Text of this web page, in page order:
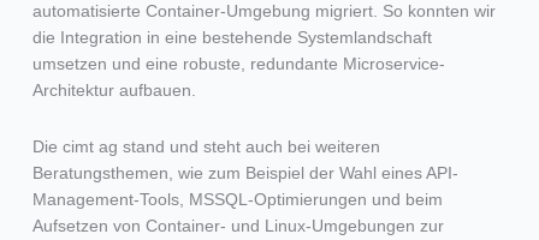
automatisierte Container-Umgebung migriert. So konnten wir
die Integration in eine bestehende Systemlandschaft
umsetzen und eine robuste, redundante Microservice-
Architektur aufbauen.
Die cimt ag stand und steht auch bei weiteren
Beratungsthemen, wie zum Beispiel der Wahl eines API-
Management-Tools, MSSQL-Optimierungen und beim
Aufsetzen von Container- und Linux-Umgebungen zur